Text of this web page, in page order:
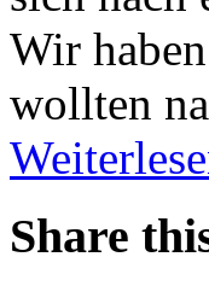
Wir
wollten
Share